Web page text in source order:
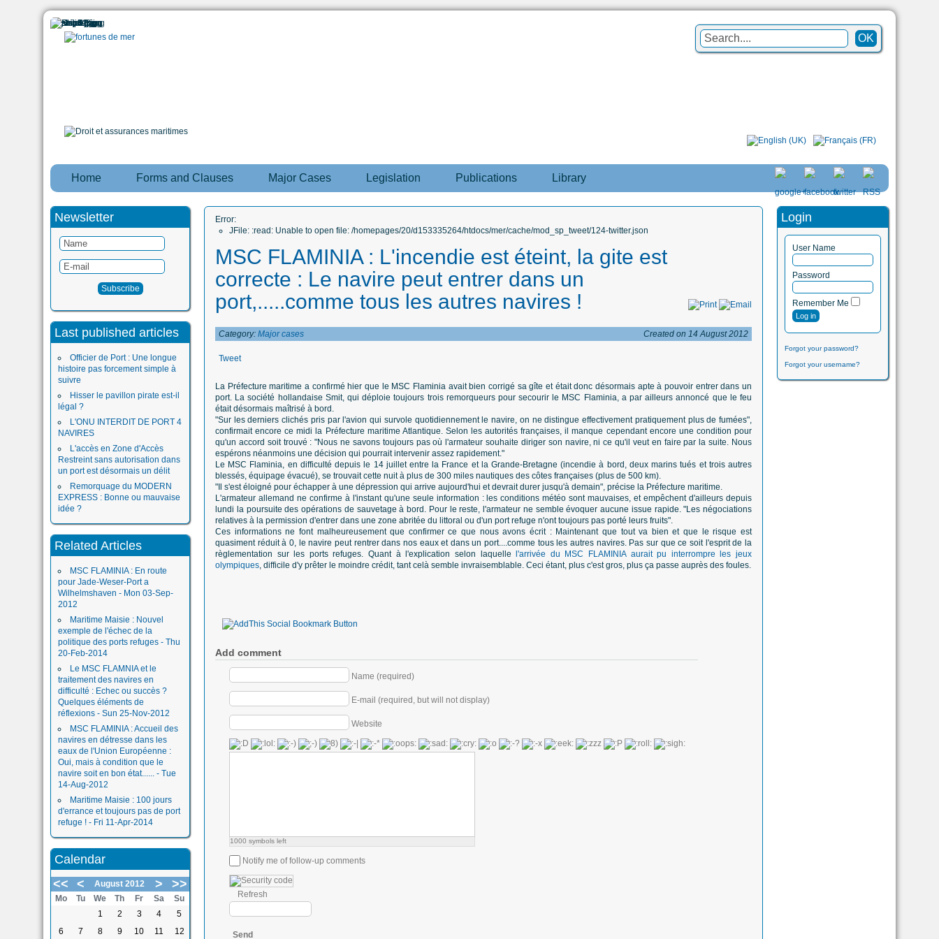
Home Forms and Clauses Major Cases Legislation Publications Library
Newsletter
Last published articles
Officier de Port : Une longue
histoire pas forcement simple à
suivre
Hisser le pavillon pirate est-il
légal ?
L'ONU INTERDIT DE PORT 4
NAVIRES
L'accès en Zone d'Accès
Restreint sans autorisation dans
un port est désormais un délit
Remorquage du MODERN
EXPRESS : Bonne ou mauvaise
idée ?
Related Articles
MSC FLAMINIA : En route
pour Jade-Weser-Port a
Wilhelmshaven - Mon 03-Sep-
2012
Maritime Maisie : Nouvel
exemple de l'échec de la
politique des ports refuges - Thu
20-Feb-2014
Le MSC FLAMNIA et le
traitement des navires en
difficulté : Echec ou succès ?
Quelques éléments de
réflexions - Sun 25-Nov-2012
MSC FLAMINIA : Accueil des
navires en détresse dans les
eaux de l'Union Européenne :
Oui, mais à condition que le
navire soit en bon état...... - Tue
14-Aug-2012
Maritime Maisie : 100 jours
d'errance et toujours pas de port
refuge ! - Fri 11-Apr-2014
Calendar
<<
< August 2012 > >>
Mo Tu We Th Fr Sa
Su
1
2 3 4
5
6
7 8 9 10 11 12
Login
User Name
Password
Remember Me
Forgot your password?
Forgot your username?
Error:
JFile: :read: Unable to open file: /homepages/20/d153335264/htdocs/mer/cache/mod_sp_tweet/124-twitter.json
MSC FLAMINIA : L'incendie est éteint, la gite est
correcte : Le navire peut entrer dans un
port,.....comme tous les autres navires !
Category: Major cases Created on 14 August 2012
Tweet
La Préfecture maritime a confirmé hier que le MSC Flaminia avait bien corrigé sa gîte et était donc désormais apte à pouvoir entrer dans un
port. La société hollandaise Smit, qui déploie toujours trois remorqueurs pour secourir le MSC Flaminia, a par ailleurs annoncé que le feu
était désormais maîtrisé à bord.
"Sur les derniers clichés pris par l'avion qui survole quotidiennement le navire, on ne distingue effectivement pratiquement plus de fumées",
confirmait encore ce midi la Préfecture maritime Atlantique. Selon les autorités françaises, il manque cependant encore une condition pour
qu'un accord soit trouvé : "Nous ne savons toujours pas où l'armateur souhaite diriger son navire, ni ce qu'il veut en faire par la suite. Nous
espérons néanmoins une décision qui pourrait intervenir assez rapidement."
Le MSC Flaminia, en difficulté depuis le 14 juillet entre la France et la Grande-Bretagne (incendie à bord, deux marins tués et trois autres
blessés, équipage évacué), se trouvait cette nuit à plus de 300 miles nautiques des côtes françaises (plus de 500 km).
"Il s'est éloigné pour échapper à une dépression qui arrive aujourd'hui et devrait durer jusqu'à demain", précise la Préfecture maritime.
L'armateur allemand ne confirme à l'instant qu'une seule information : les conditions météo sont mauvaises, et empêchent d'ailleurs depuis
lundi la poursuite des opérations de sauvetage à bord. Pour le reste, l'armateur ne semble évoquer aucune issue rapide. "Les négociations
relatives à la permission d'entrer dans une zone abritée du littoral ou d'un port refuge n'ont toujours pas porté leurs fruits".
Ces informations ne font malheureusement que confirmer ce que nous avons écrit : Maintenant que tout va bien et que le risque est
quasiment réduit à 0, le navire peut rentrer dans nos eaux et dans un port....comme tous les autres navires. Pas sur que ce soit l'esprit de la
règlementation sur les ports refuges. Quant à l'explication selon laquelle
l'arrivée du MSC FLAMINIA aurait pu interrompre les jeux
olympiques, difficile d'y prêter le moindre crédit, tant celà semble invraisemblable. Ceci étant, plus c'est gros, plus ça passe auprès des foules.
Add comment
Name (required)
E-mail (required, but will not display)
Website
1000 symbols left
Notify me of follow-up comments
Refresh
Send